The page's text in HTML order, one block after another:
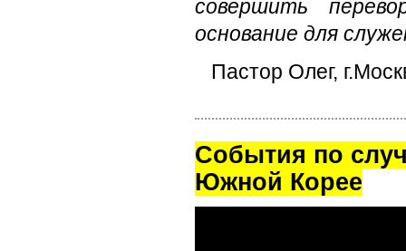
совершить
основание для
Пастор Олег,
Cобытия по
Южной Корее